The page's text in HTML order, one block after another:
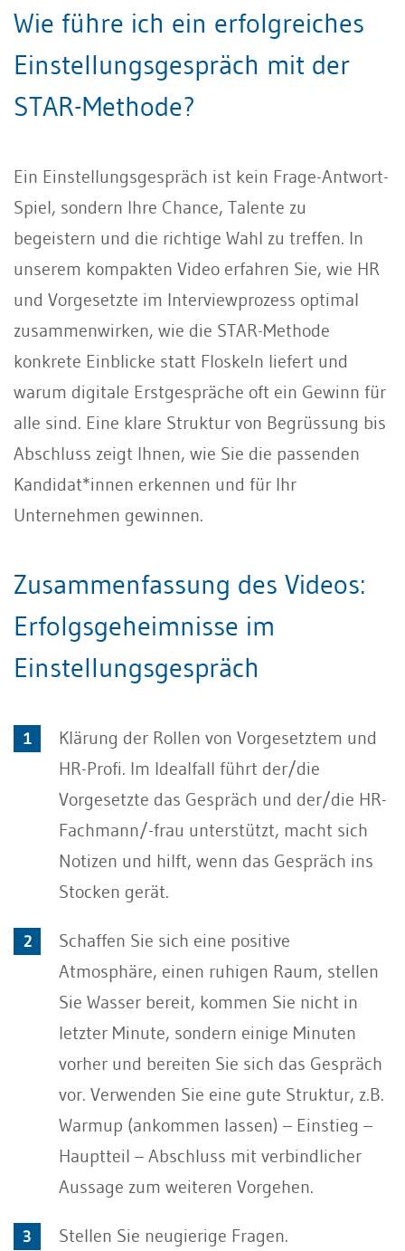
Wie führe ich ein erfolgreiches
Einstellungsgespräch mit der
STAR-Methode?
Ein Einstellungsgespräch ist kein Frage-Antwort-
Spiel, sondern Ihre Chance, Talente zu
begeistern und die richtige Wahl zu treffen. In
unserem kompakten Video erfahren Sie, wie HR
und Vorgesetzte im Interviewprozess optimal
zusammenwirken, wie die STAR-Methode
konkrete Einblicke statt Floskeln liefert und
warum digitale Erstgespräche oft ein Gewinn für
alle sind. Eine klare Struktur von Begrüssung bis
Abschluss zeigt Ihnen, wie Sie die passenden
Kandidat*innen erkennen und für Ihr
Unternehmen gewinnen.
Zusammenfassung des Videos:
Erfolgsgeheimnisse im
Einstellungsgespräch
Klärung der Rollen von Vorgesetztem und
HR-Profi. Im Idealfall führt der/die
Vorgesetzte das Gespräch und der/die HR-
Fachmann/-frau unterstützt, macht sich
Notizen und hilft, wenn das Gespräch ins
Stocken gerät.
Schaffen Sie sich eine positive
Atmosphäre, einen ruhigen Raum, stellen
Sie Wasser bereit, kommen Sie nicht in
letzter Minute, sondern einige Minuten
vorher und bereiten Sie sich das Gespräch
vor. Verwenden Sie eine gute Struktur, z.B.
Warmup (ankommen lassen) – Einstieg –
Hauptteil – Abschluss mit verbindlicher
Aussage zum weiteren Vorgehen.
Stellen Sie neugierige Fragen.